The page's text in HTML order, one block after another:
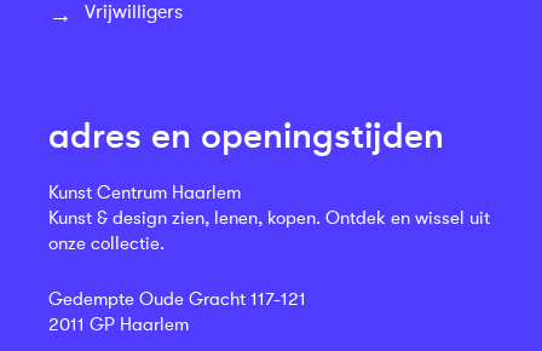
Vrijwilligers
adres en openingstijden
Kunst Centrum Haarlem
Kunst & design zien, lenen, kopen. Ontdek en wissel uit
onze collectie.
Gedempte Oude Gracht 117-121
2011 GP Haarlem